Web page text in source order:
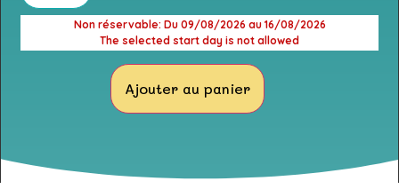
Non réservable: Du 09/08/2026 au 16/08/2026
The selected start day is not allowed
Ajouter au panier